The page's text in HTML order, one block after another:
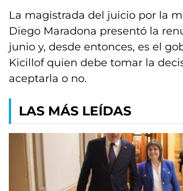
La magistrada del juicio por la
Diego Maradona presentó la
junio y, desde entonces, es el
Kicillof quien debe tomar la
aceptarla o no.
LAS MÁS LEÍDAS